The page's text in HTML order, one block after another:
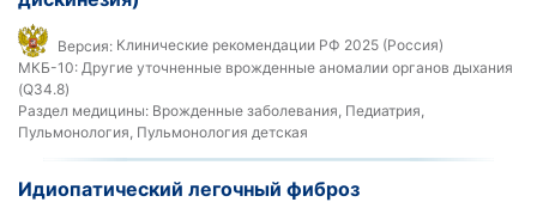
Версия: Клинические рекомендации РФ 2025 (Россия)
МКБ-10: Другие уточненные врожденные аномалии органов дыхания
(Q34.8)
Раздел медицины: Врожденные заболевания, Педиатрия,
Пульмонология, Пульмонология детская
Идиопатический легочный фиброз